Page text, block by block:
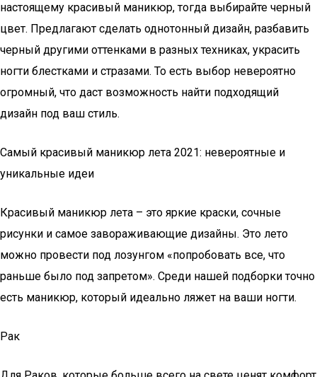
настоящему красивый маникюр, тогда выбирайте черный
цвет. Предлагают сделать однотонный дизайн, разбавить
черный другими оттенками в разных техниках, украсить
ногти блестками и стразами. То есть выбор невероятно
огромный, что даст возможность найти подходящий
дизайн под ваш стиль.
Самый красивый маникюр лета 2021: невероятные и
уникальные идеи
Красивый маникюр лета – это яркие краски, сочные
рисунки и самое завораживающие дизайны. Это лето
можно провести под лозунгом «попробовать все, что
раньше было под запретом». Среди нашей подборки точно
есть маникюр, который идеально ляжет на ваши ногти.
Рак